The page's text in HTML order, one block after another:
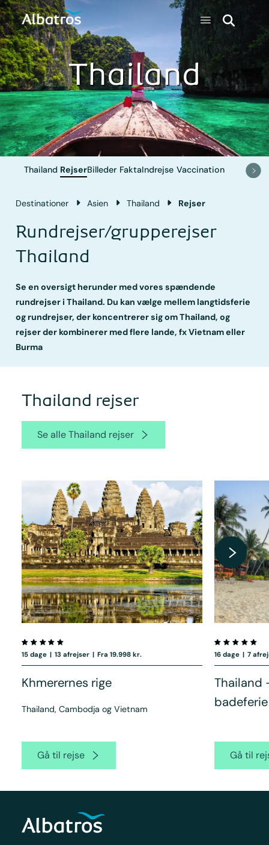
Thailand
Thailand RejserBilleder FaktaIndrejse Vaccination
Destinationer Asien Thailand Rejser
Rundrejser/grupperejser
Thailand
Se en oversigt herunder med vores spændende
rundrejser i Thailand. Du kan vælge mellem langtidsferie
og rundrejser, der koncentrerer sig om Thailand, og
rejser der kombinerer med flere lande, fx Vietnam eller
Burma
Thailand rejser
Se alle Thailand rejser
15 dage | 13 afrejser | Fra 19.998 kr.
Khmerernes rige
Thailand, Cambodja og Vietnam
Gå til rejse
16 dage | 7
Thailand
badeferie
Gå til